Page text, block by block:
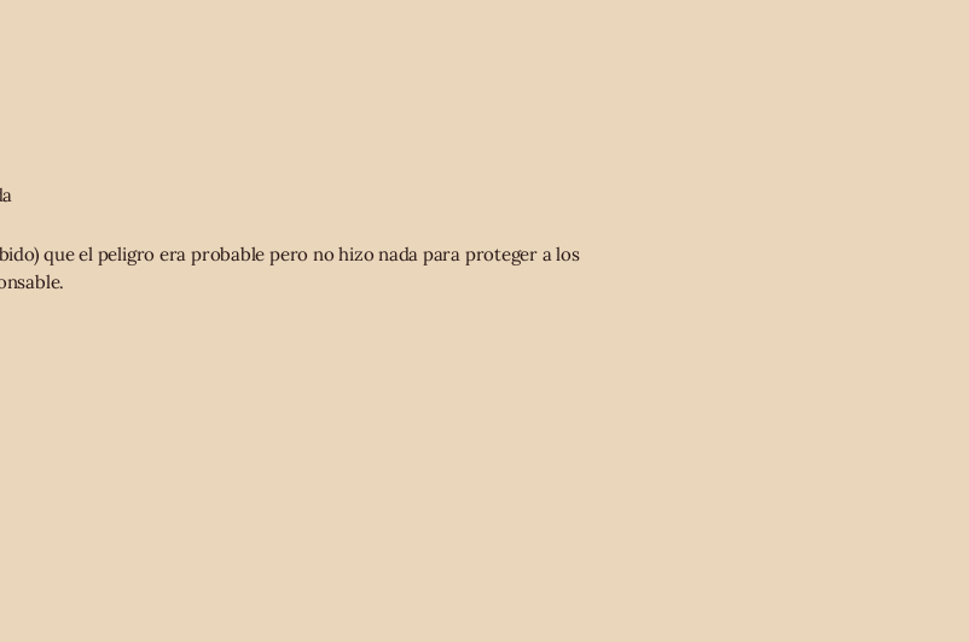
que el peligro era probable pero no hizo nada para proteger a los